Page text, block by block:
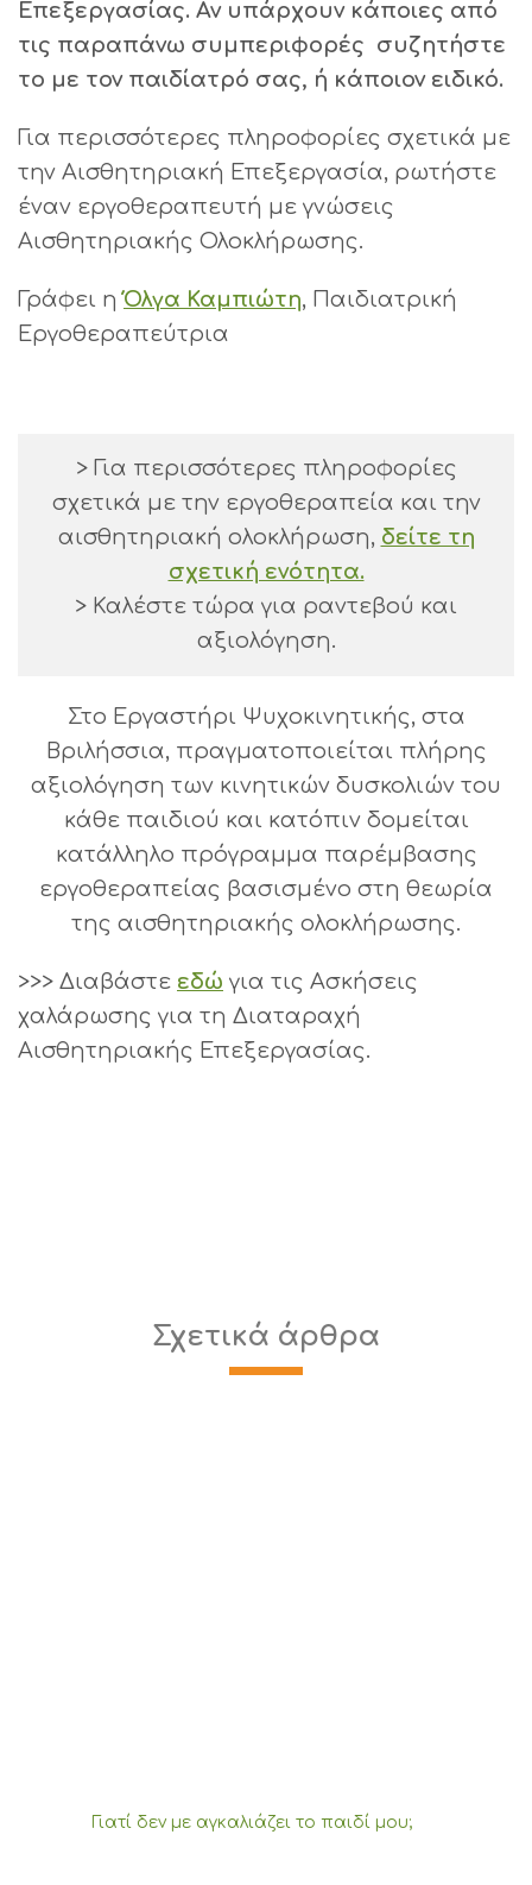
Επεξεργασίας. Αν υπάρχουν κάποιες από
τις παραπάνω συμπεριφορές συζητήστε
το με τον παιδίατρό σας, ή κάποιον ειδικό.
Για περισσότερες πληροφορίες σχετικά με
την Αισθητηριακή Επεξεργασία, ρωτήστε
έναν εργοθεραπευτή με γνώσεις
Αισθητηριακής Ολοκλήρωσης.
Γράφει ηΌλγα Καμπιώτη, Παιδιατρική
Εργοθεραπεύτρια
> Για περισσότερες πληροφορίες
σχετικά με την εργοθεραπεία και την
αισθητηριακή ολοκλήρωση, δείτε τη
σχετική ενότητα.
> Καλέστε τώρα για ραντεβού και
αξιολόγηση.
Στο Εργαστήρι Ψυχοκινητικής, στα
Βριλήσσια, πραγματοποιείται πλήρης
αξιολόγηση των κινητικών δυσκολιών του
κάθε παιδιού και κατόπιν δομείται
κατάλληλο πρόγραμμα παρέμβασης
εργοθεραπείας βασισμένο στη θεωρία
της αισθητηριακής ολοκλήρωσης.
>>> Διαβάστε εδώ για τις Ασκήσεις
χαλάρωσης για τη Διαταραχή
Αισθητηριακής Επεξεργασίας.
Σχετικά άρθρα
Γιατί δεν με αγκαλιάζει το παιδί μου;